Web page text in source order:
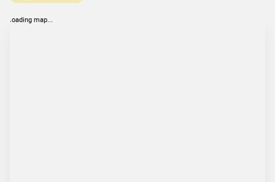
loading map...